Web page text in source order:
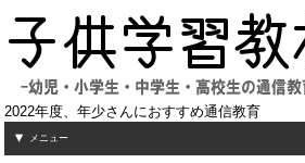
2022年度、年少さんにおすすめ通信教育
メニュー